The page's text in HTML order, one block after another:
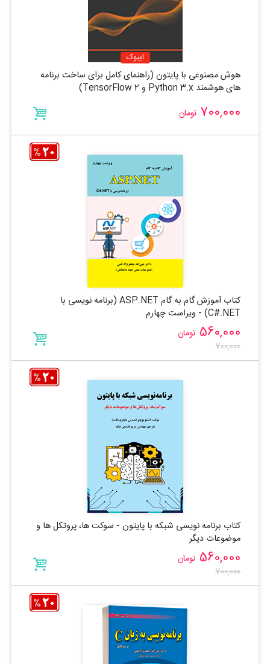
ایبوک
هوش مصنوعی با پایتون (راهنمای کامل برای ساخت برنامه
های هوشمند Python 3.x و TensorFlow 2)
700,000 تومان
کتاب آموزش گام به گام ASP.NET (برنامه نویسی با
C#.NET) - ویراست چهارم
560,000 تومان
700,000
کتاب برنامه نویسی شبکه با پایتون - سوکت ها، پروتکل ها و
موضوعات دیگر
560,000 تومان
700,000